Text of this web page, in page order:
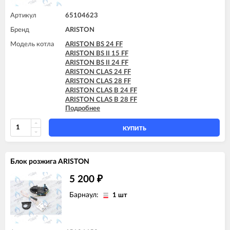
Артикул 65104623
Бренд ARISTON
Модель котла
ARISTON BS 24 FF
ARISTON BS II 15 FF
ARISTON BS II 24 FF
ARISTON CLAS 24 FF
ARISTON CLAS 28 FF
ARISTON CLAS B 24 FF
ARISTON CLAS B 28 FF
ARISTON CLAS B 30 FF
ARISTON CLAS B EVO 24 FF
ARISTON CLAS B EVO 28 FF
ARISTON CLAS B EVO 30 FF
ARISTON CLAS EVO 28 FF
ARISTON CLAS EVO SYSTEM 24 FF
ARISTON CLAS EVO SYSTEM 28 FF
ARISTON CLAS EVO SYSTEM 32 FF
Подробнее
КУПИТЬ
Блок розжига ARISTON
5 200 ₽
Барнаул: 1 шт